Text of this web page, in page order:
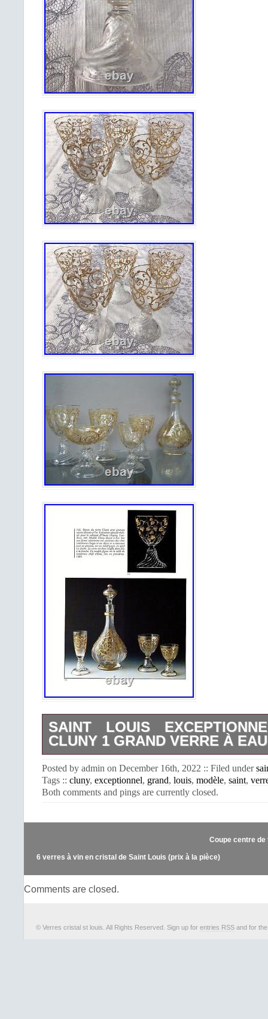
SAINT LOUIS
CLUNY 1 GRAND VERRE À EAU
MODELE CLUNY. TRES BEAU
L’OR FIN. TRES BEAU PIED
MODELE VENITIEN. VOIR
SIGNES ANTÉRIEURS À 1930.
COMPREHENSION. JE
QUESTION DANS LES MEILLEURS
Le vendeur est “afambergi” et est
Posted by admin on December 16th, 2022 :: Filed under
Tags :: cluny, exceptionnel, grand, louis, modèle, saint,
Both comments and pings are currently closed.
Coupe centre
6 verres à vin en cristal de Saint Louis (prix à la pièce)
Comments are closed.
© Verres cristal st louis. All Rights Reserved. Sign up for entries RSS and for